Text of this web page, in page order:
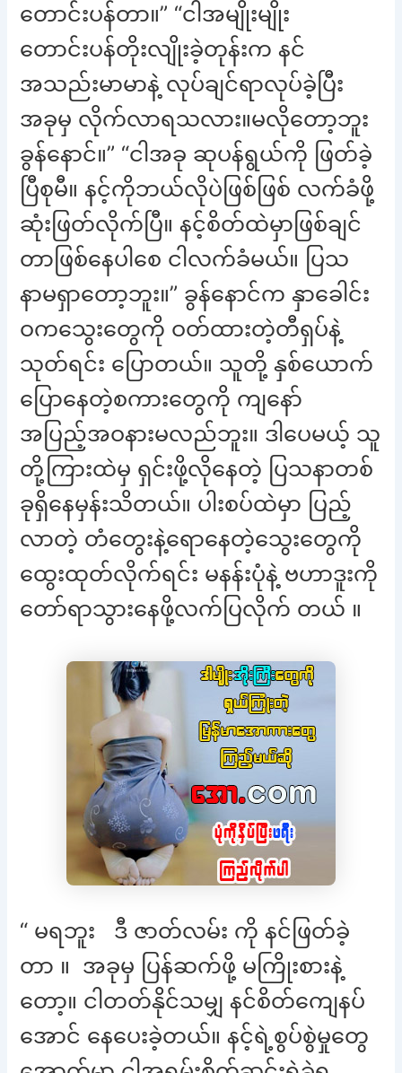
တောင်းပန်တာ။” “ငါအမျိုးမျိုး
တောင်းပန်တိုးလျိုးခဲ့တုန်းက နင်
အသည်းမာမာနဲ့ လုပ်ချင်ရာလုပ်ခဲ့ပြီး
အခုမှ လိုက်လာရသလား။မလိုတော့ဘူး
ခွန်နောင်။” “ငါအခု ဆုပန်ရွယ်ကို ဖြတ်ခဲ့
ပြီစုမီ။ နင့်ကိုဘယ်လိုပဲဖြစ်ဖြစ် လက်ခံဖို့
ဆုံးဖြတ်လိုက်ပြီ။ နင့်စိတ်ထဲမှာဖြစ်ချင်
တာဖြစ်နေပါစေ ငါလက်ခံမယ်။ ပြသ
နာမရှာတော့ဘူး။” ခွန်နောင်က နှာခေါင်း
ဝကသွေးတွေကို ဝတ်ထားတဲ့တီရှပ်နဲ့
သုတ်ရင်း ပြောတယ်။ သူတို့ နှစ်ယောက်
ပြောနေတဲ့စကားတွေကို ကျနော်
အပြည့်အဝနားမလည်ဘူး။ ဒါပေမယ့် သူ
တို့ကြားထဲမှ ရှင်းဖို့လိုနေတဲ့ ပြသနာတစ်
ခုရှိနေမှန်းသိတယ်။ ပါးစပ်ထဲမှာ ပြည့်
လာတဲ့ တံတွေးနဲ့ရောနေတဲ့သွေးတွေကို
ထွေးထုတ်လိုက်ရင်း မနန်းပုံနဲ့ ဗဟာဒူးကို
တော်ရာသွားနေဖို့လက်ပြလိုက် တယ် ။
“ မရဘူး ဒီ ဇာတ်လမ်း ကို နင်ဖြတ်ခဲ့
တာ ။ အခုမှ ပြန်ဆက်ဖို့ မကြိုးစားနဲ့
တော့။ ငါတတ်နိုင်သမျှ နင်စိတ်ကျေနပ်
အောင် နေပေးခဲ့တယ်။ နင့်ရဲ့စွပ်စွဲမှုတွေ